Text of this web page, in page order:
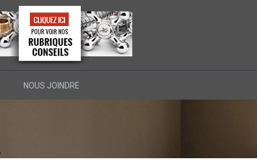
NOUS JOINDRE